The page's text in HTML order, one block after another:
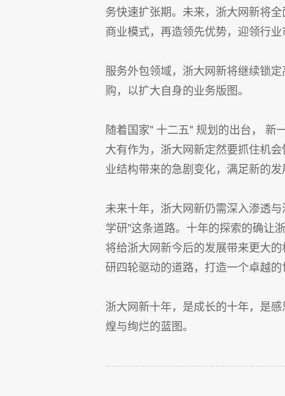
务快速扩张期。未来，浙大网新将
商业模式，再造领先优势，迎领行业
服务外包领域，浙大网新将继续锁
购，以扩大自身的业务版图。
随着国家" 十二五" 规划的出台， 新
大有作为，浙大网新定然要抓住机
业结构带来的急剧变化，满足新的发
未来十年，浙大网新仍需深入渗透
学研"这条道路。十年的探索的确让
将给浙大网新今后的发展带来更大
研四轮驱动的道路，打造一个卓越的
浙大网新十年，是成长的十年，是
煌与绚烂的蓝图。